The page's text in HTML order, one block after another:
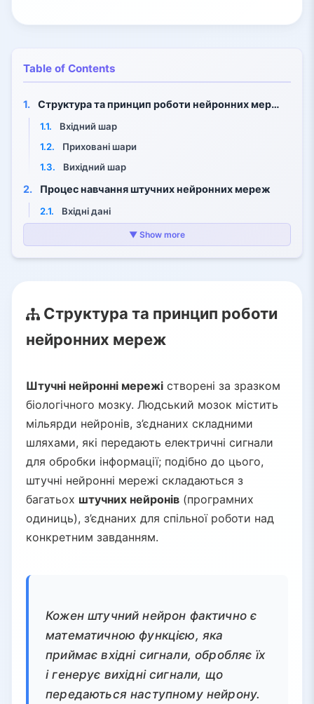
Table of Contents
1. Структура та принцип роботи нейронних мереж
1.1.
Вхідний шар
1.2.
Приховані шари
1.3.
Вихідний шар
2. Процес навчання штучних нейронних мереж
2.1.
Вхідні дані
Прогноз і порівняння
3.2. Обробка мови
3.3. Обробка природної мови (NLP)
4. Перспективи та висновки
▼ Show more
Структура та принцип роботи
нейронних мереж
Штучні нейронні мережі створені за зразком
біологічного мозку. Людський мозок містить
мільярди нейронів, з’єднаних складними
шляхами, які передають електричні сигнали
для обробки інформації; подібно до цього,
штучні нейронні мережі складаються з
багатьох штучних нейронів (програмних
одиниць), з’єднаних для спільної роботи над
конкретним завданням.
Кожен штучний нейрон фактично є
математичною функцією, яка
приймає вхідні сигнали, обробляє їх
і генерує вихідні сигнали, що
передаються наступному нейрону.